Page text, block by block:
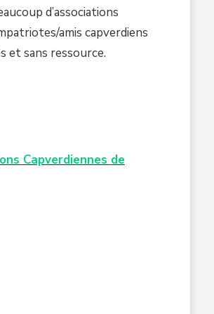
d’associations
amis capverdiens
sans ressource.
Capverdiennes de